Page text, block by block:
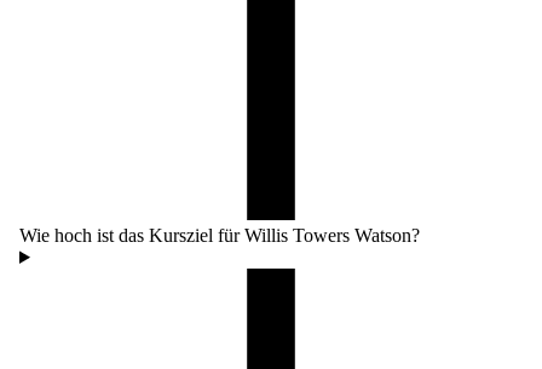
Wie hoch ist das Kursziel für Willis Towers Watson?